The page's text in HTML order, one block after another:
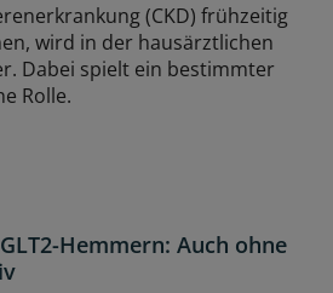
(CKD) frühzeitig
wird in der hausärztlichen
Dabei spielt ein bestimmter
Rolle.
Hemmern: Auch ohne